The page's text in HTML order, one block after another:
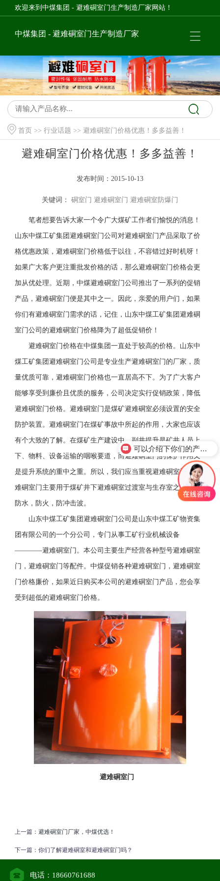
欢迎来到中煤集团 - 避难硐室门生产制造厂家网站！
中煤集团 - 避难硐室门生产制造厂家
首页 >>行业话题 >> 避难硐室门价格优惠！多多益善！
避难硐室门价格优惠！多多益善！
发布时间：2015-10-13
关键词： 硐室门 避难硐室门 避难硐室防爆门
笔者想要告诉大家一个令广大煤矿工作者们愉悦的消息！
山东中煤工矿集团避难硐室门公司对避难硐室门产品采取了价
格优惠政策，避难硐室门价格低于以往，不容错过好时机呀！
如果广大客户更注重批发价格的话，那么避难硐室门价格会更
加从优处理。近期，中煤避难硐室门公司推出了一系列的促销
产品，避难硐室门便是其中之一。因此，亲爱的用户们，如果
你们有避难硐室门需求的话，记住，山东中煤工矿集团避难硐
室门公司的避难硐室门价格降为了超低促销价！
避难硐室门价格在中煤集团一直处于较高的价格。山东中
煤工矿集团避难硐室门公司是专业生产避难硐室门的厂家，质
量优质可靠，避难硐室门价格也一直居高不下。为了广大客户
能够享受到廉价且优质的服务，公司决定实行促销政策，降低
避难硐室门价格。避难硐室门是煤矿避难硐室必须设置的安全
防护装置。避难硐室门在煤矿事故中所起的作用，大家也应该
有个大致的了解。在煤矿生产建设中，副井提升是矿井人员上
下、物料、设备运输的咽喉要道，而避难硐室门的保护作用又
是提升系统的重中之重。所以，我们应当重视避难硐室门。避
难硐室门主要用于煤矿井下避难硐室过渡室与生存室之间,可以
防水，防火，防冲击波。
山东中煤工矿集团避难硐室门公司是山东中煤工矿物资集
团有限公司的一个分公司，专门从事工矿行业机械设备
————避难硐室门。本公司主要生产经营各种型号避难硐室
门，避难硐室门等配件。中煤促销各种避难硐室门，避难硐室
门价格廉价，如果近日购买本公司的避难硐室门产品，您会享
受到超低的避难硐室门价格。
避难硐室门
上一篇： 避难硐室门厂家，中煤优选！
下一篇： 你们了解避难硐室和避难硐室门吗？
电话：18660761688
可以介绍下你们的产品么？